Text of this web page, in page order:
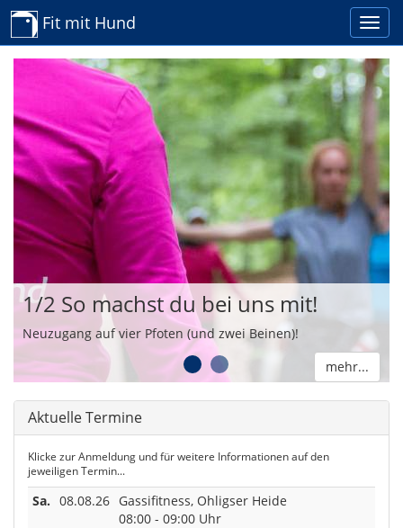
Fit mit Hund
1/2 So machst du bei uns mit!
Neuzugang auf vier Pfoten (und zwei Beinen)!
mehr...
Aktuelle Termine
Klicke zur Anmeldung und für weitere Informationen auf den
jeweiligen Termin...
Sa. 08.08.26 Gassifitness, Ohligser Heide
08:00 - 09:00 Uhr